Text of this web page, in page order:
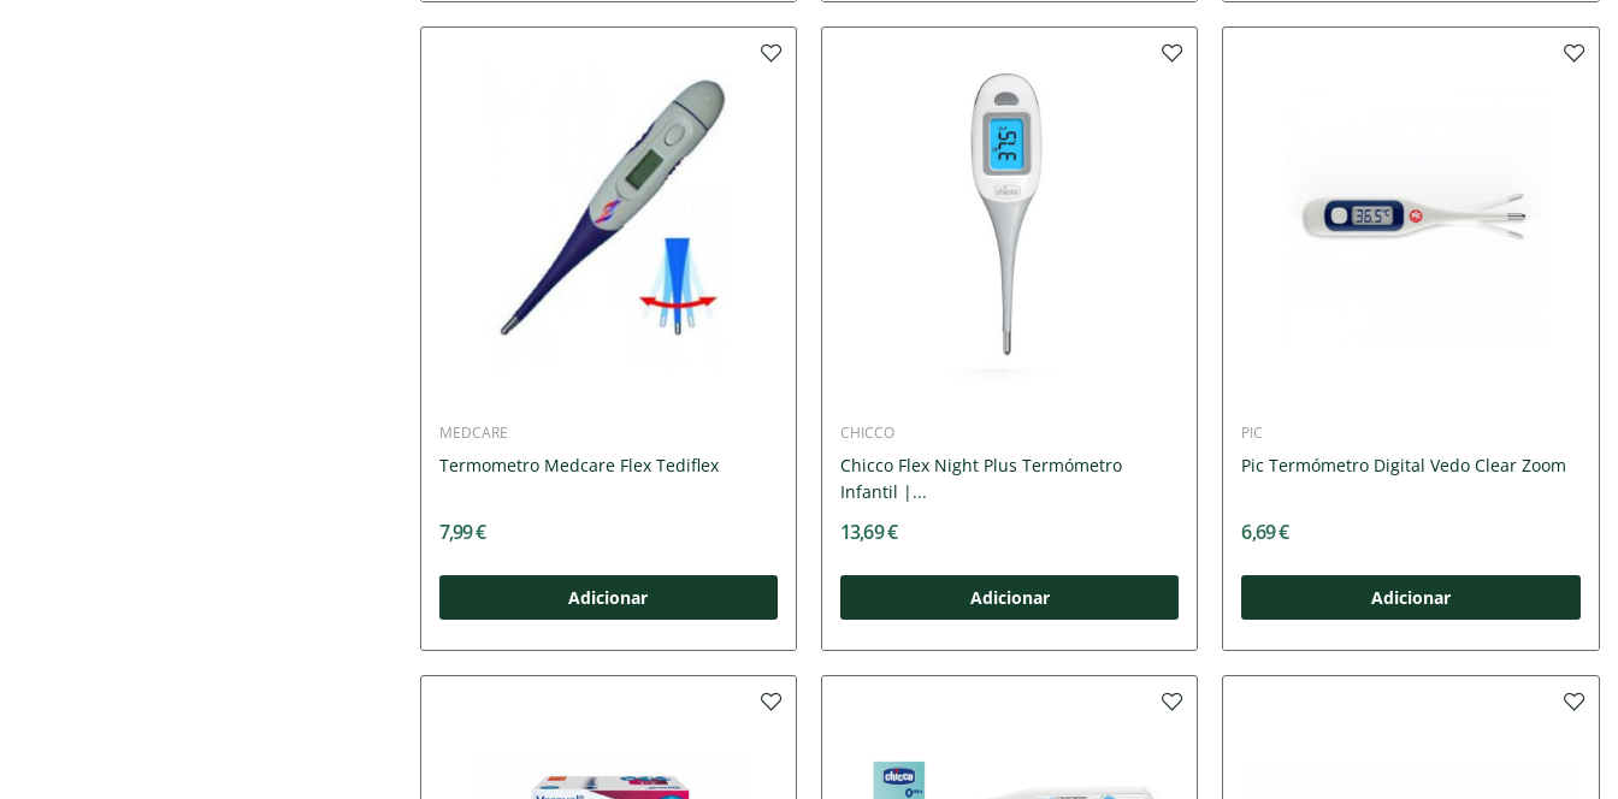
MEDCARE
Termometro Medcare Flex Tediflex
7,99 €
Adicionar
CHICCO
Chicco Flex Night Plus Termómetro
Infantil |...
13,69 €
Adicionar
PIC
Pic Termómetro Digital Vedo Clear Zoom
6,69 €
Adicionar